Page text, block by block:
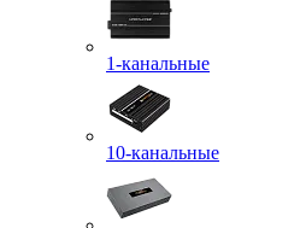
1-канальные
10-канальные